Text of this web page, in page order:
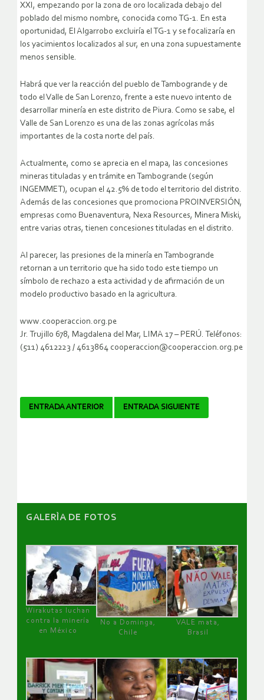
XXI, empezando por la zona de oro localizada debajo del
poblado del mismo nombre, conocida como TG-1. En esta
oportunidad, El Algarrobo excluiría el TG-1 y se focalizaría en
los yacimientos localizados al sur, en una zona supuestamente
menos sensible.
Habrá que ver la reacción del pueblo de Tambogrande y de
todo el Valle de San Lorenzo, frente a este nuevo intento de
desarrollar minería en este distrito de Piura. Como se sabe, el
Valle de San Lorenzo es una de las zonas agrícolas más
importantes de la costa norte del país.
Actualmente, como se aprecia en el mapa, las concesiones
mineras tituladas y en trámite en Tambogrande (según
INGEMMET), ocupan el 42.5% de todo el territorio del distrito.
Además de las concesiones que promociona PROINVERSIÓN,
empresas como Buenaventura, Nexa Resources, Minera Miski,
entre varias otras, tienen concesiones tituladas en el distrito.
Al parecer, las presiones de la minería en Tambogrande
retornan a un territorio que ha sido todo este tiempo un
símbolo de rechazo a esta actividad y de afirmación de un
modelo productivo basado en la agricultura.
www.cooperaccion.org.pe
Jr. Trujillo 678, Magdalena del Mar, LIMA 17 – PERÚ. Teléfonos:
(511) 4612223 / 4613864 cooperaccion@cooperaccion.org.pe
Navegador
ENTRADA ANTERIOR ENTRADA SIGUIENTE
GALERÌA DE FOTOS
Wirakutas luchan
contra la minería
en México
No a Dominga,
Chile
VALE mata,
Brasil